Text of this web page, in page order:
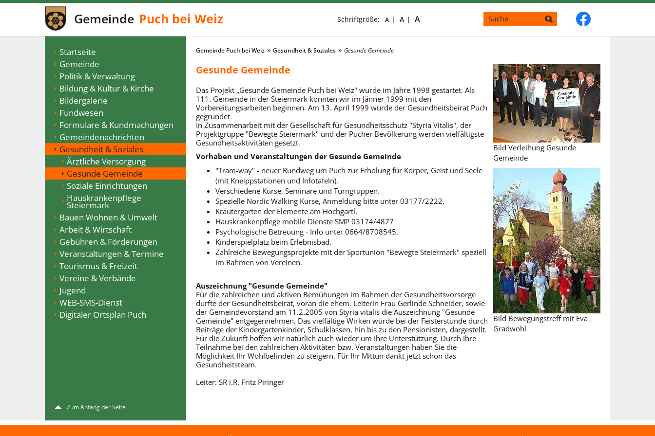
Gemeinde Puch bei Weiz Schriftgröße: A A A
Startseite
Gemeinde
Politik & Verwaltung
Bildung & Kultur & Kirche
Bildergalerie
Fundwesen
Formulare & Kundmachungen
Gemeindenachrichten
Gesundheit & Soziales
Ärztliche Versorgung
Gesunde Gemeinde
Soziale Einrichtungen
Hauskrankenpflege
Steiermark
Bauen Wohnen & Umwelt
Arbeit & Wirtschaft
Gebühren & Förderungen
Veranstaltungen & Termine
Tourismus & Freizeit
Vereine & Verbände
Jugend
WEB-SMS-Dienst
Digitaler Ortsplan Puch
Zum Anfang der Seite
Gemeinde Puch bei Weiz Gesundheit & Soziales Gesunde Gemeinde
Bild Verleihung Gesunde
Gemeinde
Bild Bewegungstreff mit Eva
Gradwohl
Gesunde Gemeinde
Das Projekt „Gesunde Gemeinde Puch bei Weiz" wurde im Jahre 1998 gestartet. Als
111. Gemeinde in der Steiermark konnten wir im Jänner 1999 mit den
Vorbereitungsarbeiten beginnen. Am 13. April 1999 wurde der Gesundheitsbeirat Puch
gegründet.
In Zusammenarbeit mit der Gesellschaft für Gesundheitsschutz "Styria Vitalis", der
Projektgruppe "Bewegte Steiermark" und der Pucher Bevölkerung werden vielfältigste
Gesundheitsaktivitäten gesetzt.
Vorhaben und Veranstaltungen der Gesunde Gemeinde
"Tram-way" - neuer Rundweg um Puch zur Erholung für Körper, Geist und Seele
(mit Kneippstationen und Infotafeln).
Verschiedene Kurse, Seminare und Turngruppen.
Spezielle Nordic Walking Kurse, Anmeldung bitte unter 03177/2222.
Kräutergarten der Elemente am Hochgartl.
Hauskrankenpflege mobile Dienste SMP 03174/4877
Psychologische Betreuung - Info unter 0664/8708545.
Kinderspielplatz beim Erlebnisbad.
Zahlreiche Bewegungsprojekte mit der Sportunion "Bewegte Steiermark" speziell
im Rahmen von Vereinen.
Auszeichnung "Gesunde Gemeinde"
Für die zahlreichen und aktiven Bemühungen im Rahmen der Gesundheitsvorsorge
durfte der Gesundheitsbeirat, voran die ehem. Leiterin Frau Gerlinde Schneider, sowie
der Gemeindevorstand am 11.2.2005 von Styria vitalis die Auszeichnung "Gesunde
Gemeinde" entgegennehmen. Das vielfältige Wirken wurde bei der Feisterstunde durch
Beiträge der Kindergartenkinder, Schulklassen, hin bis zu den Pensionisten, dargestellt.
Für die Zukunft hoffen wir natürlich auch wieder um Ihre Unterstützung. Durch Ihre
Teilnahme bei den zahlreichen Aktivitäten bzw. Veranstaltungen haben Sie die
Möglichkeit Ihr Wohlbefinden zu steigern. Für Ihr Mittun dankt jetzt schon das
Gesundheitsteam.
Leiter: SR i.R. Fritz Piringer